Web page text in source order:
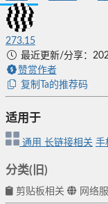
273.15
最近更新/分享：
赞赏作者
复制Ta的推荐码
适用于
通用 长链接相关 手
分类(旧)
剪贴板相关 网络